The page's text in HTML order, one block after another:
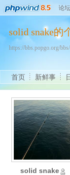
论坛
solid snake的
https://bbs.popgo.org/
首页 新鲜事
solid snake